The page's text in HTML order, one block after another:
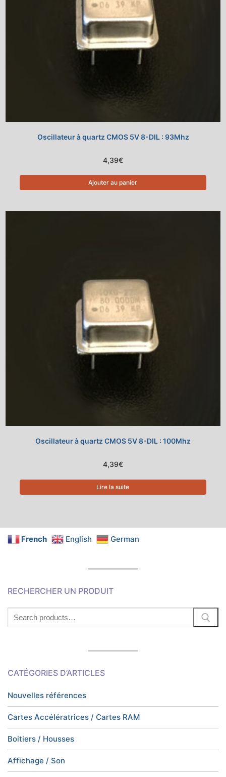
Oscillateur à quartz CMOS 5V 8-DIL : 93Mhz
4,39€
Ajouter au panier
Oscillateur à quartz CMOS 5V 8-DIL : 100Mhz
4,39€
Lire la suite
French English German
RECHERCHER UN PRODUIT
Search
for:
CATÉGORIES D’ARTICLES
Nouvelles références
Cartes Accélératrices / Cartes RAM
Boitiers / Housses
Affichage / Son